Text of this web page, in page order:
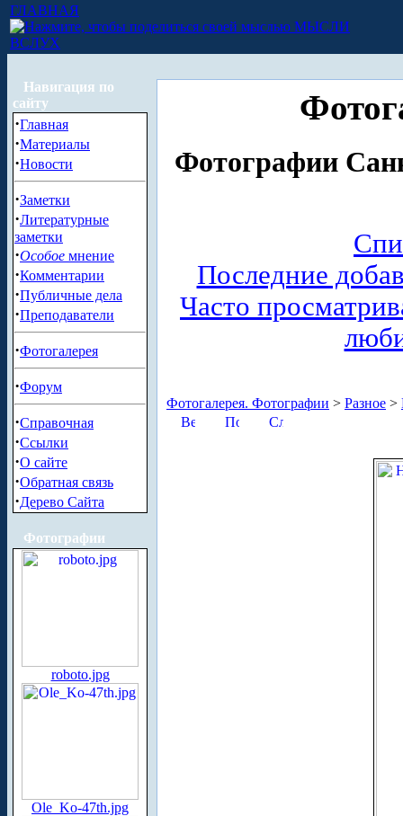
ГЛАВНАЯ
МЫСЛИ
ВСЛУХ
Навигация по
сайту
·Главная
·Материалы
·Новости
·Заметки
·Литературные
заметки
·Особое мнение
·Комментарии
·Публичные дела
·Преподаватели
·Фотогалерея
·Форум
·Справочная
·Ссылки
·О сайте
·Обратная связь
·Дерево Сайта
Фотографии
roboto.jpg
Ole_Ko-47th.jpg
Фотографии
Последние
Часто
Фотогалерея. Фотографии > Разное >